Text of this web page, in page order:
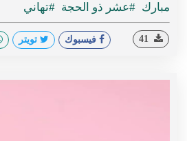
مبارك #عشر ذو الحجة #تهاني
فيسبوك تويتر